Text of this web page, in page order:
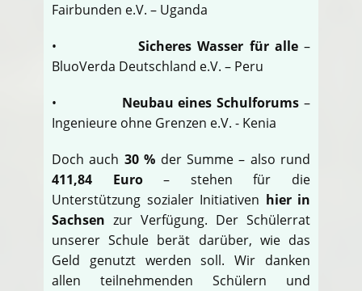
Fairbunden e.V. – Uganda
•Sicheres Wasser für alle–
BluoVerda Deutschland e.V. – Peru
• Neubau eines Schulforums –
Ingenieure ohne Grenzen e.V. - Kenia
Doch auch 30 % der Summe – also rund
411,84 Euro– stehen für die
Unterstützung sozialer Initiativen hier in
Sachsen zur Verfügung. Der Schülerrat
unserer Schule berät darüber, wie das
Geld genutzt werden soll. Wir danken
allen teilnehmenden Schülern und